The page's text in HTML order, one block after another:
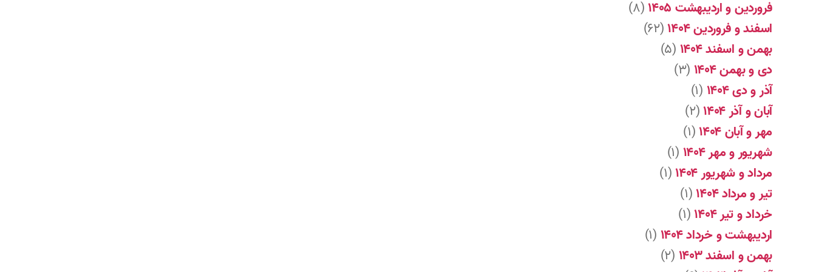
فروردین و اردیبهشت ۱۴۰۵
(۸)
اسفند و فروردین ۱۴۰۴
(۶۲)
بهمن و اسفند ۱۴۰۴
(۵)
دی و بهمن ۱۴۰۴
(۳)
آذر و دی ۱۴۰۴
(۱)
آبان و آذر ۱۴۰۴
(۲)
مهر و آبان ۱۴۰۴
(۱)
شهریور و مهر ۱۴۰۴
(۱)
مرداد و شهریور ۱۴۰۴
(۱)
تیر و مرداد ۱۴۰۴
(۱)
خرداد و تیر ۱۴۰۴
(۱)
اردیبهشت و خرداد ۱۴۰۴
(۱)
بهمن و اسفند ۱۴۰۳
(۲)